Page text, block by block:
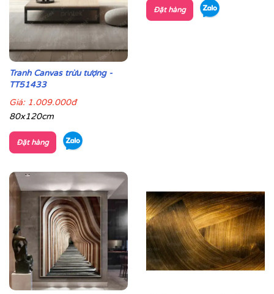
Tranh Canvas trừu tượng -
TT51433
Giá: 1.009.000đ
80x120cm
Đặt hàng
Đặt hàng